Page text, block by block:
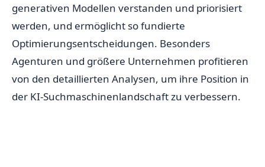
generativen Modellen verstanden und priorisiert
werden, und ermöglicht so fundierte
Optimierungsentscheidungen. Besonders
Agenturen und größere Unternehmen profitieren
von den detaillierten Analysen, um ihre Position in
der KI-Suchmaschinenlandschaft zu verbessern.